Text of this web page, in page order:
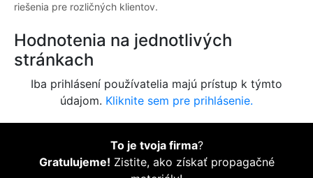
riešenia pre rozličných klientov.
Hodnotenia na jednotlivých
stránkach
Iba prihlásení používatelia majú prístup k týmto
údajom. Kliknite sem pre prihlásenie.
To je tvoja firma?
Gratulujeme! Zistite, ako získať propagačné